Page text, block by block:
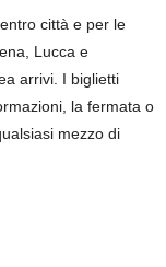
città e per le
Lucca e
arrivi. I biglietti
la fermata o
mezzo di